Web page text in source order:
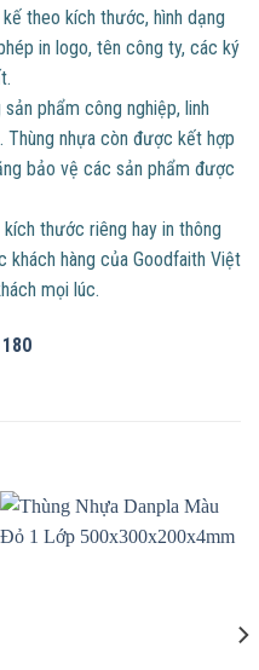
theo kích thước, hình dạng
in logo, tên công ty, các ký
phẩm công nghiệp, linh
nhựa còn được kết hợp
bảo vệ các sản phẩm được
thước riêng hay in thông
khách hàng của Goodfaith Việt
mọi lúc.